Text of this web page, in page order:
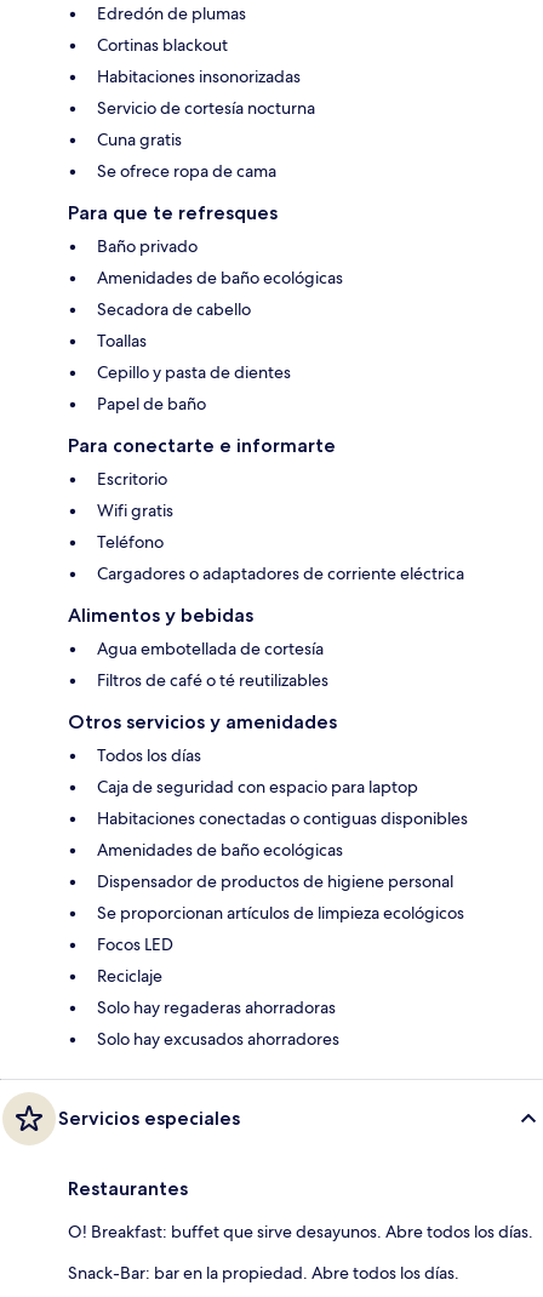
Edredón de plumas
Cortinas blackout
Habitaciones insonorizadas
Servicio de cortesía nocturna
Cuna gratis
Se ofrece ropa de cama
Para que te refresques
Baño privado
Amenidades de baño ecológicas
Secadora de cabello
Toallas
Cepillo y pasta de dientes
Papel de baño
Para conectarte e informarte
Escritorio
Wifi gratis
Teléfono
Cargadores o adaptadores de corriente eléctrica
Alimentos y bebidas
Agua embotellada de cortesía
Filtros de café o té reutilizables
Otros servicios y amenidades
Todos los días
Caja de seguridad con espacio para laptop
Habitaciones conectadas o contiguas disponibles
Amenidades de baño ecológicas
Dispensador de productos de higiene personal
Se proporcionan artículos de limpieza ecológicos
Focos LED
Reciclaje
Solo hay regaderas ahorradoras
Solo hay excusados ahorradores
Servicios especiales
Restaurantes
O! Breakfast: buffet que sirve desayunos. Abre todos los días.
Snack-Bar: bar en la propiedad. Abre todos los días.